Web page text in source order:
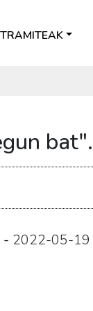
TRAMITEAK
bat".
- 2022-05-19